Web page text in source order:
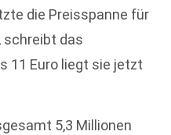
die Preisspanne für
schreibt das
11 Euro liegt sie jetzt
5,3 Millionen